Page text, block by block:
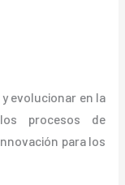
evolucionar en la
procesos de
para los